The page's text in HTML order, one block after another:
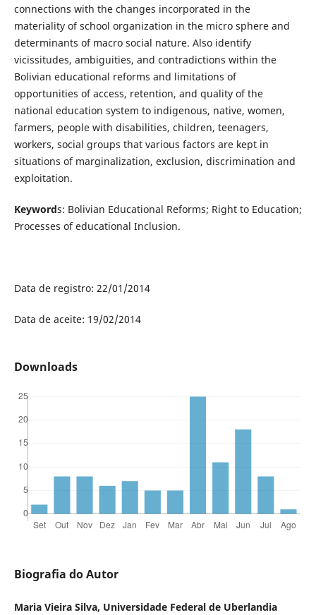
connections with the changes incorporated in the
materiality of school organization in the micro sphere and
determinants of macro social nature. Also identify
vicissitudes, ambiguities, and contradictions within the
Bolivian educational reforms and limitations of
opportunities of access, retention, and quality of the
national education system to indigenous, native, women,
farmers, people with disabilities, children, teenagers,
workers, social groups that various factors are kept in
situations of marginalization, exclusion, discrimination and
exploitation.
Keywords: Bolivian Educational Reforms; Right to Education;
Processes of educational Inclusion.
Data de registro: 22/01/2014
Data de aceite: 19/02/2014
Downloads
Biografia do Autor
Maria Vieira Silva, Universidade Federal de Uberlandia